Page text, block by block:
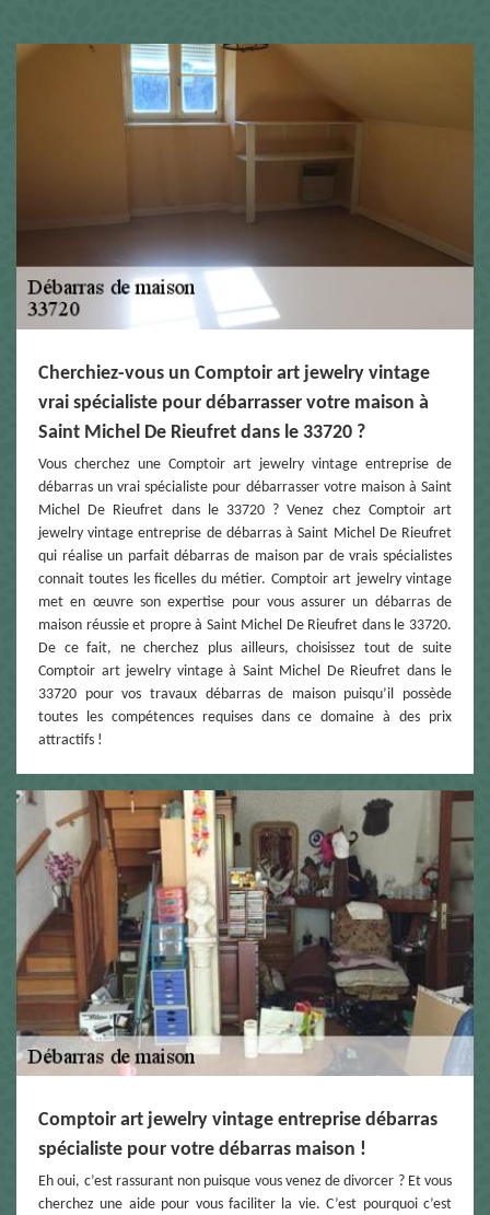
Cherchiez-vous un Comptoir art jewelry vintage
vrai spécialiste pour débarrasser votre maison à
Saint Michel De Rieufret dans le 33720 ?
Vous cherchez une Comptoir art jewelry vintage entreprise de
débarras un vrai spécialiste pour débarrasser votre maison à Saint
Michel De Rieufret dans le 33720 ? Venez chez Comptoir art
jewelry vintage entreprise de débarras à Saint Michel De Rieufret
qui réalise un parfait débarras de maison par de vrais spécialistes
connait toutes les ficelles du métier. Comptoir art jewelry vintage
met en œuvre son expertise pour vous assurer un débarras de
maison réussie et propre à Saint Michel De Rieufret dans le 33720.
De ce fait, ne cherchez plus ailleurs, choisissez tout de suite
Comptoir art jewelry vintage à Saint Michel De Rieufret dans le
33720 pour vos travaux débarras de maison puisqu’il possède
toutes les compétences requises dans ce domaine à des prix
attractifs !
Comptoir art jewelry vintage entreprise débarras
spécialiste pour votre débarras maison !
Eh oui, c’est rassurant non puisque vous venez de divorcer ? Et vous
cherchez une aide pour vous faciliter la vie. C’est pourquoi c’est